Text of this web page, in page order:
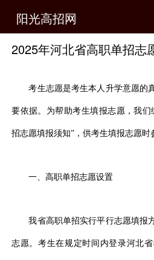
阳光高招网
2025年河北省高职单招志
考生志愿是考生本人升学意愿的
要依据。为帮助考生填报志愿，我们
招志愿填报须知”，供考生填报志愿时
一、高职单招志愿设置
我省高职单招实行平行志愿填报
志愿。考生在规定时间内登录河北